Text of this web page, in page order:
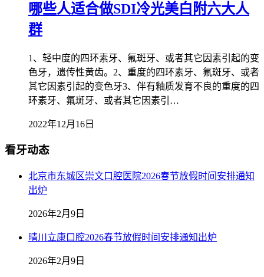
哪些人适合做SDI冷光美白附六大人
群
1、轻中度的四环素牙、氟斑牙、或者其它因素引起的变
色牙，遗传性黄齿。2、重度的四环素牙、氟斑牙、或者
其它因素引起的变色牙3、伴有釉质发育不良的重度的四
环素牙、氟斑牙、或者其它因素引…
2022年12月16日
看牙动态
北京市东城区崇文口腔医院2026春节放假时间安排通知
出炉
2026年2月9日
晴川立康口腔2026春节放假时间安排通知出炉
2026年2月9日